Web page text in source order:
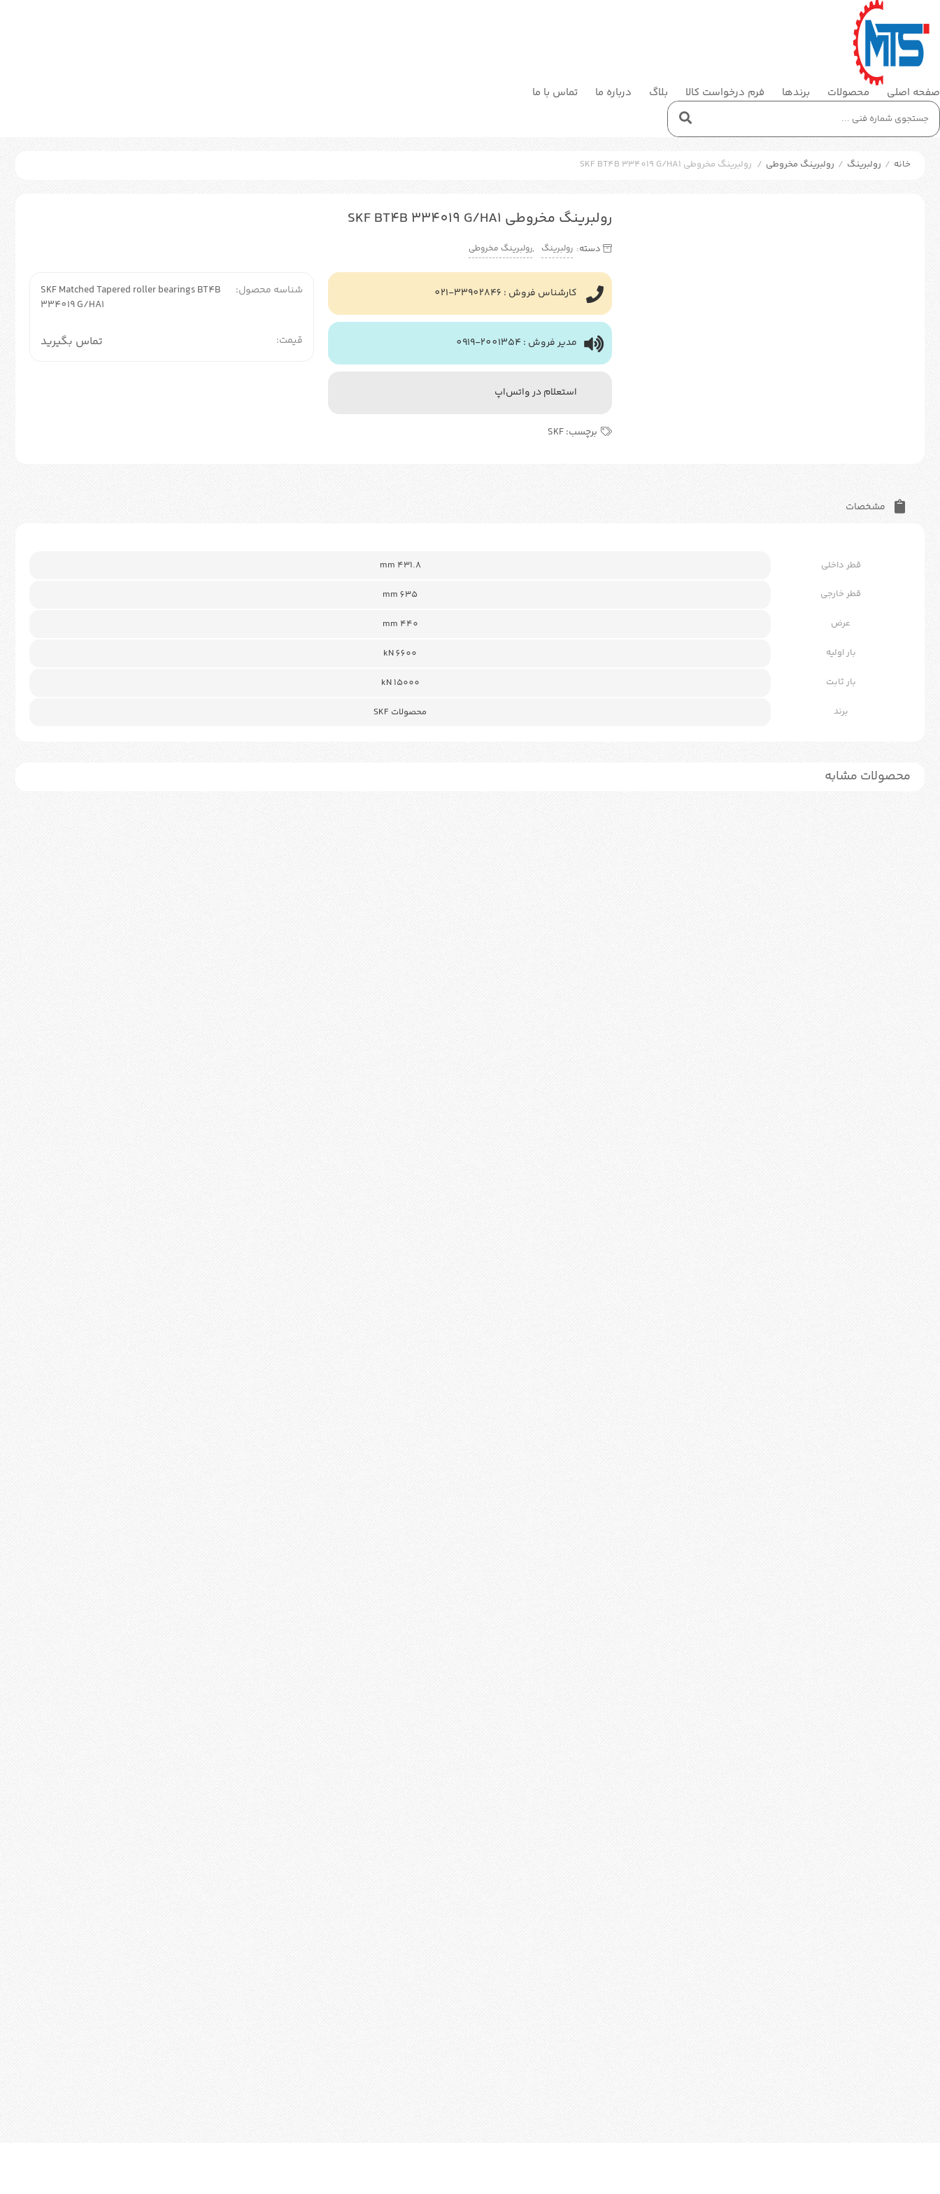
صفحه اصلی محصولات برندها فرم درخواست کالا بلاگ درباره ما تماس با ما
خانه / رولبرینگ / رولبرینگ مخروطی / رولبرینگ مخروطی SKF BT4B 334019 G/HA1
رولبرینگ مخروطی SKF BT4B 334019 G/HA1
دسته: رولبرینگ ,رولبرینگ مخروطی
کارشناس فروش : 33902846-021
مدیر فروش : 2001354-0919
استعلام در واتس‌اپ
برچسب:SKF
شناسه محصول:
SKF Matched Tapered roller bearings BT4B
334019 G/HA1
قیمت: تماس بگیرید
مشخصات
قطر داخلی 431.8 mm
قطر خارجی 635 mm
عرض 440 mm
بار اولیه 6600 kN
بار ثابت 15000 kN
برند محصولات SKF
محصولات مشابه